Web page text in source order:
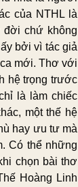
của NTHL là
chứ không
bởi vì tác giả
mới. Thơ với
hệ trọng trước
là làm chiếc
một thế hệ
hay ưu tư mà
Có thể những
chọn bài thơ
Hoàng Linh